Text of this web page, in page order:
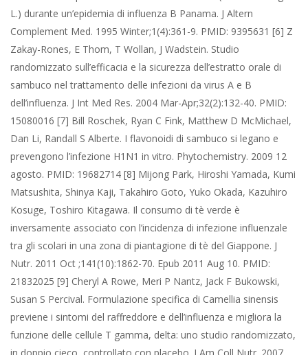
L.) durante un’epidemia di influenza B Panama. J Altern
Complement Med. 1995 Winter;1(4):361-9. PMID: 9395631 [6] Z
Zakay-Rones, E Thom, T Wollan, J Wadstein. Studio
randomizzato sull’efficacia e la sicurezza dell’estratto orale di
sambuco nel trattamento delle infezioni da virus A e B
dell’influenza. J Int Med Res. 2004 Mar-Apr;32(2):132-40. PMID:
15080016 [7] Bill Roschek, Ryan C Fink, Matthew D McMichael,
Dan Li, Randall S Alberte. I flavonoidi di sambuco si legano e
prevengono l’infezione H1N1 in vitro. Phytochemistry. 2009 12
agosto. PMID: 19682714 [8] Mijong Park, Hiroshi Yamada, Kumi
Matsushita, Shinya Kaji, Takahiro Goto, Yuko Okada, Kazuhiro
Kosuge, Toshiro Kitagawa. Il consumo di tè verde è
inversamente associato con l’incidenza di infezione influenzale
tra gli scolari in una zona di piantagione di tè del Giappone. J
Nutr. 2011 Oct ;141(10):1862-70. Epub 2011 Aug 10. PMID:
21832025 [9] Cheryl A Rowe, Meri P Nantz, Jack F Bukowski,
Susan S Percival. Formulazione specifica di Camellia sinensis
previene i sintomi del raffreddore e dell’influenza e migliora la
funzione delle cellule T gamma, delta: uno studio randomizzato,